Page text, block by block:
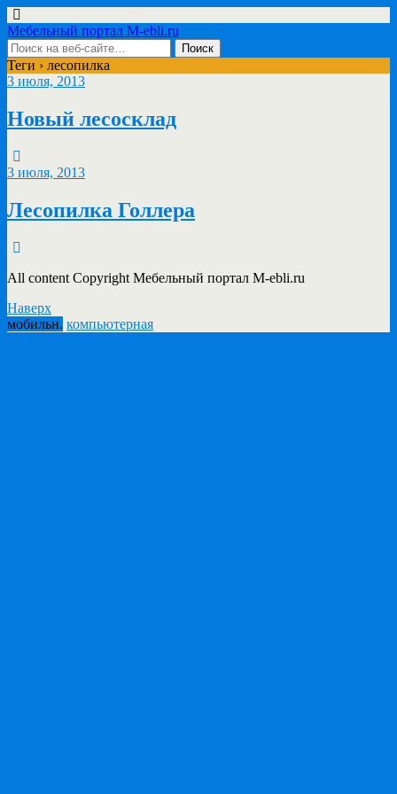
Мебельный портал M-ebli.ru
Теги › лесопилка
3 июля, 2013
Новый лесосклад
3 июля, 2013
Лесопилка Голлера
All content Copyright Мебельный портал M-ebli.ru
Наверх
мобильн. компьютерная